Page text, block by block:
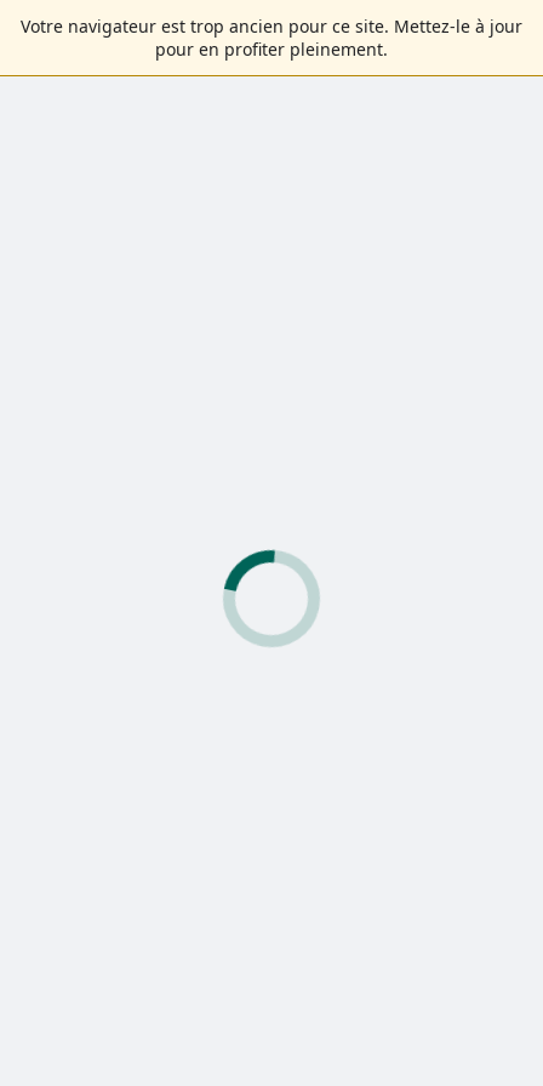
Votre navigateur est trop ancien pour ce site. Mettez-le à jour
pour en profiter pleinement.